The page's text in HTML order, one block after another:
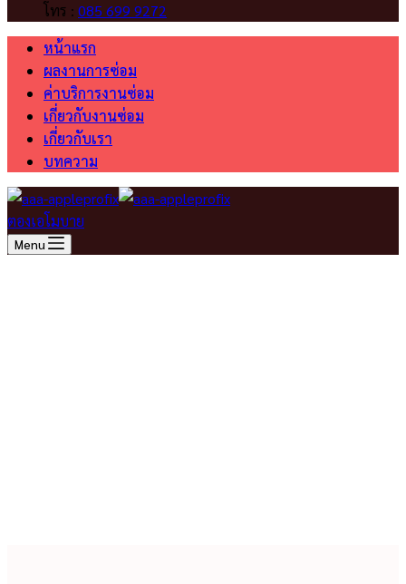
โทร : 085 699 9272
หน้าแรก
ผลงานการซ่อม
ค่าบริการงานซ่อม
เกี่ยวกับงานซ่อม
เกี่ยวกับเรา
บทความ
ตองเอโมบาย
Menu